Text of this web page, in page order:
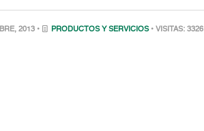
2013 • PRODUCTOS Y SERVICIOS • VISITAS: 3326